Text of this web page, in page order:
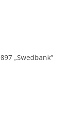
„Swedbank“